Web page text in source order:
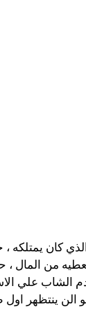
كان يمتلكه
من المال ،
الشاب علي
الن ينتظهر